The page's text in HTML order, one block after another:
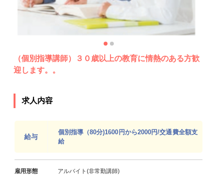
（個別指導講師）３０歳以上の教育に情熱のある方歓
迎します。。
求人内容
給与
個別指導（80分)1600円から2000円/交通費全額支
給
雇用形態 アルバイト(非常勤講師)